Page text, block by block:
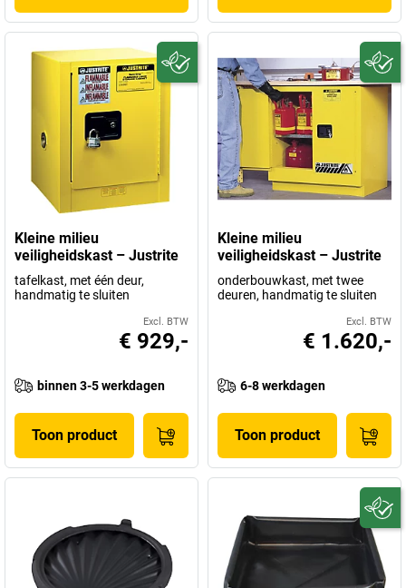
Kleine milieu
veiligheidskast – Justrite
tafelkast, met één deur,
handmatig te sluiten
Excl. BTW
€ 929,-
binnen 3-5 werkdagen
Toon product
Kleine milieu
veiligheidskast – Justrite
onderbouwkast, met twee
deuren, handmatig te sluiten
Excl. BTW
€ 1.620,-
6-8 werkdagen
Toon product